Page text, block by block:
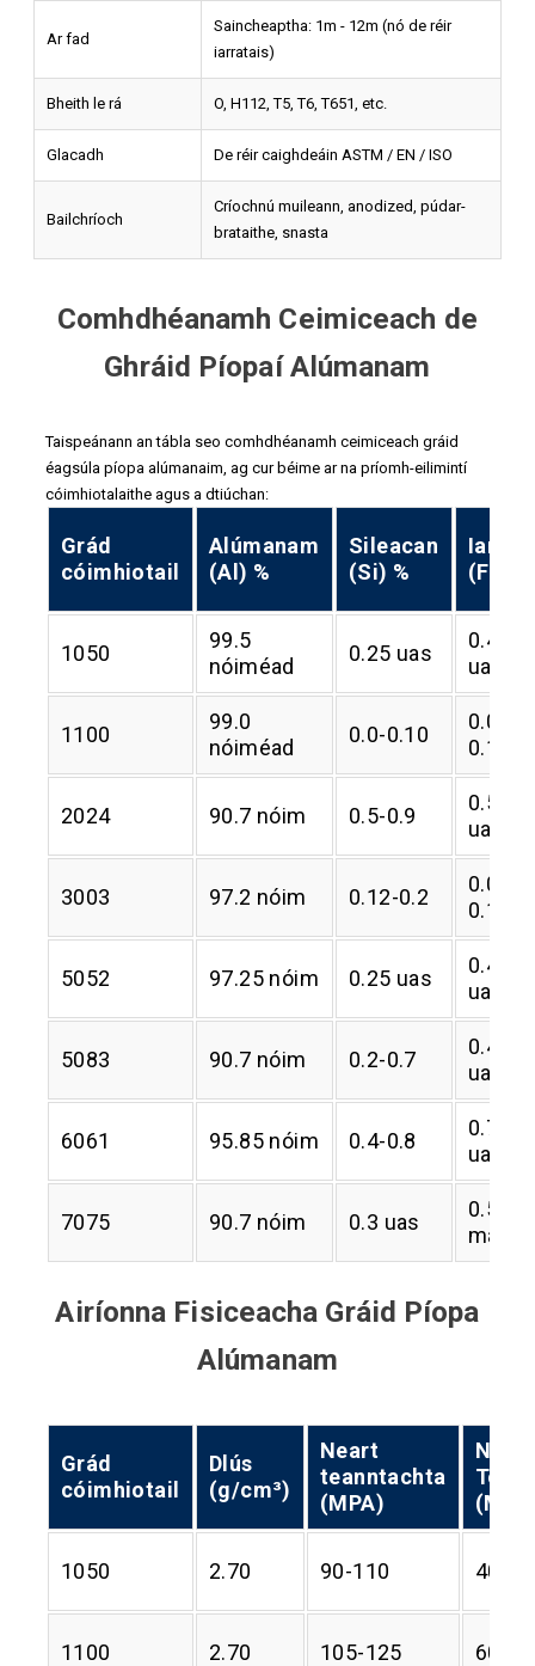
Ar fad
Saincheaptha: 1m - 12m (nó de réir
iarratais)
Bheith le rá O, H112, T5, T6, T651, etc.
Glacadh De réir caighdeáin ASTM / EN / ISO
Bailchríoch
Críochnú muileann, anodized, púdar-
brataithe, snasta
Comhdhéanamh Ceimiceach de
Ghráid Píopaí Alúmanam
Taispeánann an tábla seo comhdhéanamh ceimiceach gráid
éagsúla píopa alúmanaim, ag cur béime ar na príomh-eilimintí
cóimhiotalaithe agus a dtiúchan:
Grád
cóimhiotail
Alúmanam
(Al) %
Sileacan
(Si) %
Iarann
​​(Fe) %
1050
99.5
nóiméad
0.25 uas
0.4
uas
1100
99.0
nóiméad
0.0-0.10
0.0-
0.10
2024 90.7 nóim 0.5-0.9
0.5
uas
3003 97.2 nóim 0.12-0.2
0.0-
0.1
5052 97.25 nóim 0.25 uas
0.4
uas
5083 90.7 nóim 0.2-0.7
0.4
uas
6061 95.85 nóim 0.4-0.8
0.7
uas
7075 90.7 nóim 0.3 uas
0.5
max
Airíonna Fisiceacha Gráid Píopa
Alúmanam
Grád
cóimhiotail
Dlús
(g/cm³)
Neart
teanntachta
(MPA)
Neart
1050 2.70 90-110 40-55
1100 2.70 105-125 60-70